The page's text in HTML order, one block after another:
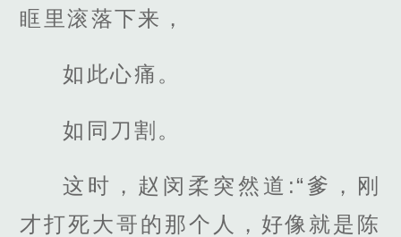
眶里滚落下来，
如此心痛。
如同刀割。
这时，赵闵柔突然道:“爹，刚
才打死大哥的那个人，好像就是陈